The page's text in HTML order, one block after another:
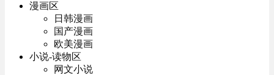
漫画区
日韩漫画
国产漫画
欧美漫画
小说-读物区
网文小说